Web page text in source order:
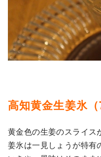
高知黄金生姜氷（
黄金色の生姜のスライス
姜氷は一見しょうが特有